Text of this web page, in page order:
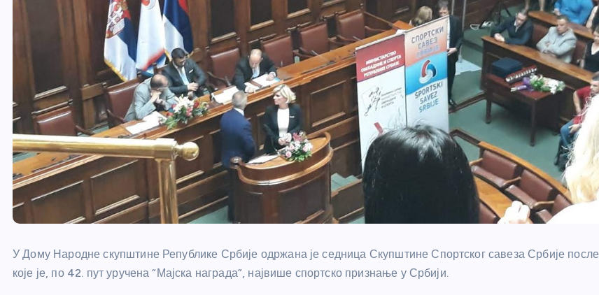
У Дому Народне скупштине Републике Србије одржана је седница Скупштине Спортског савеза Србије после
које је, по 42. пут уручена “Мајска награда”, највише спортско признање у Србији.